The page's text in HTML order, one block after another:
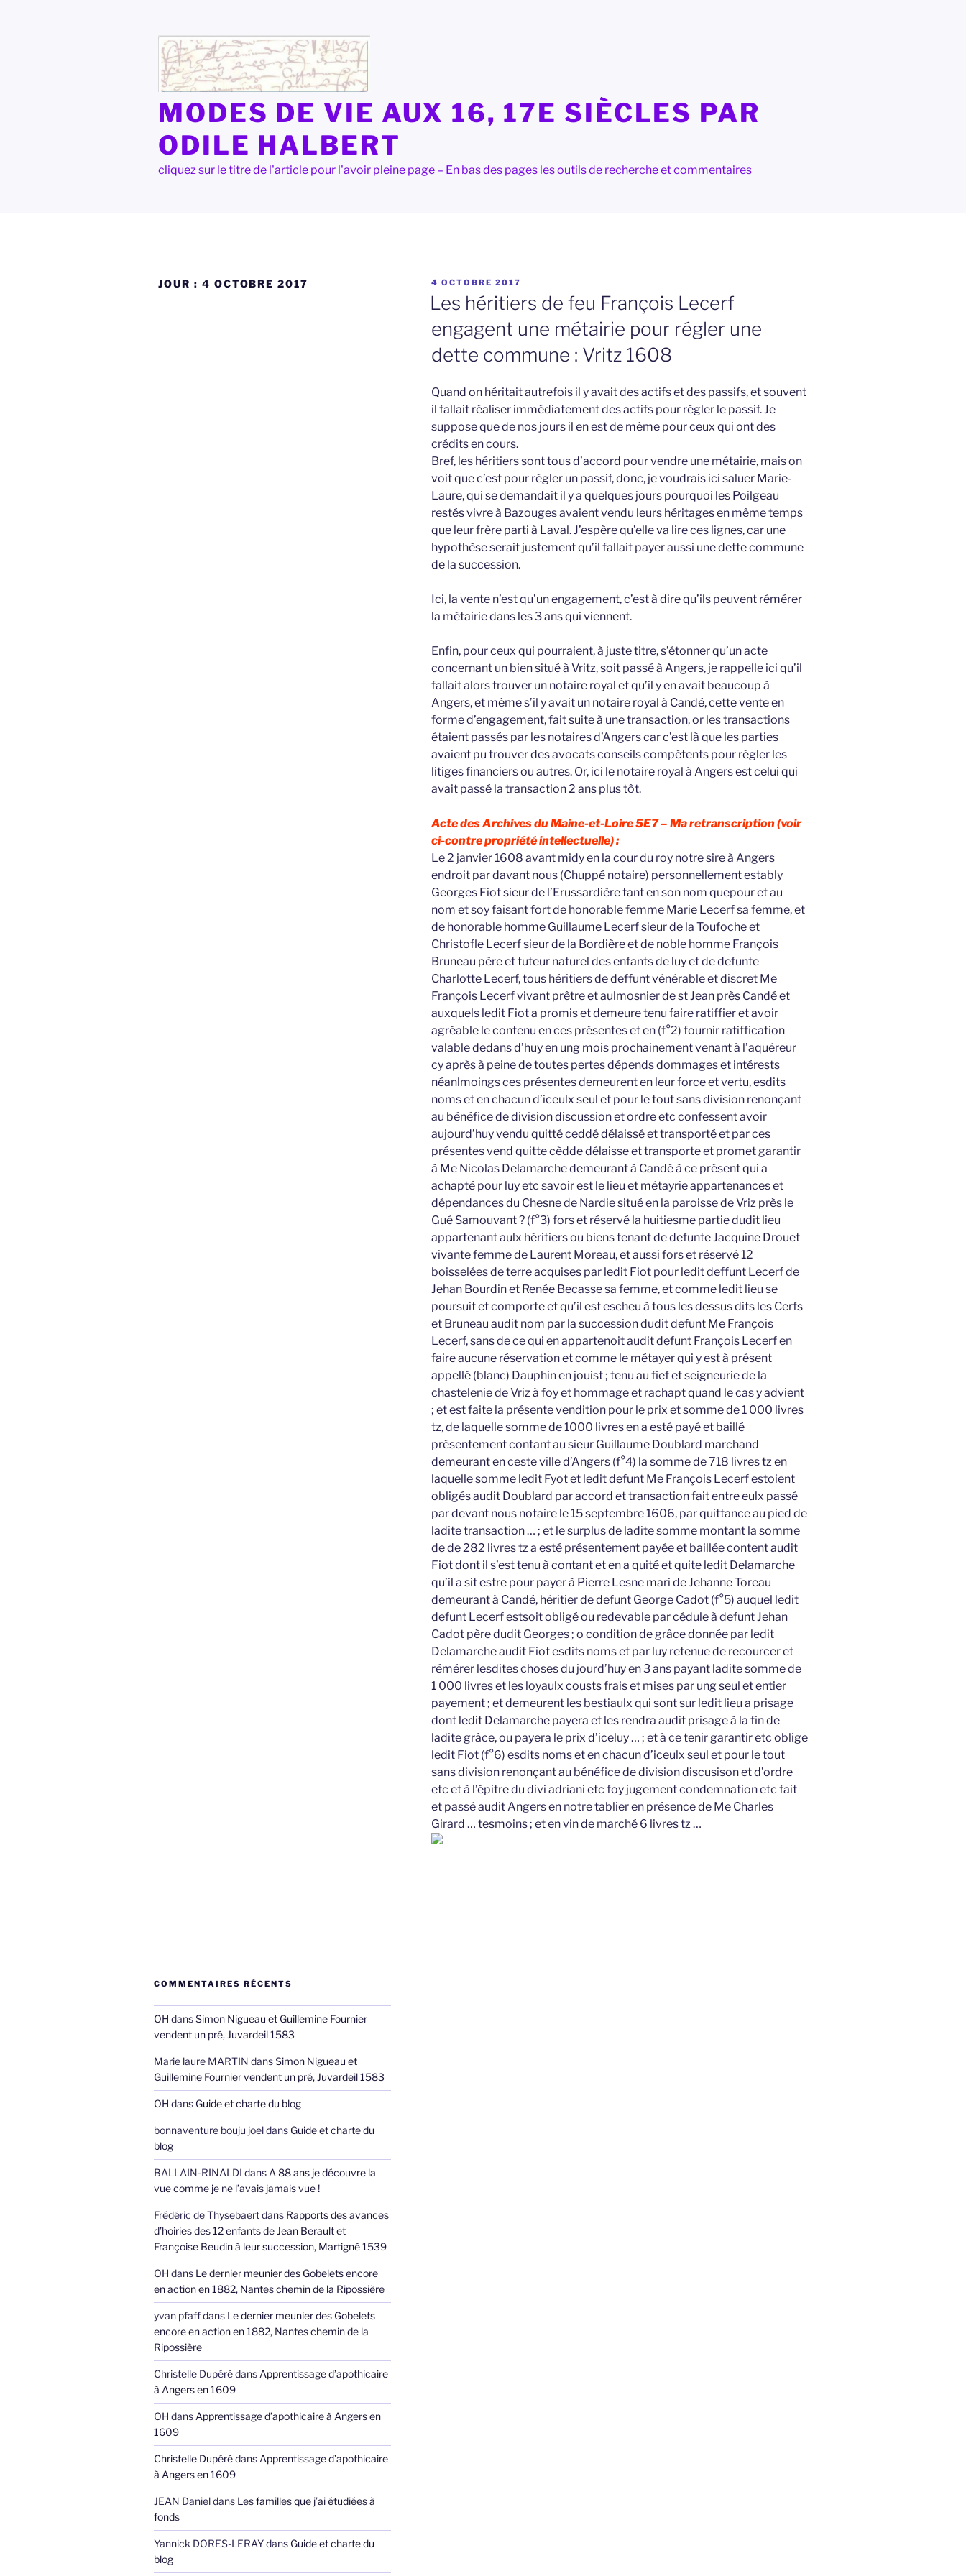
MODES DE VIE AUX 16, 17E SIÈCLES PAR
ODILE HALBERT
cliquez sur le titre de l'article pour l'avoir pleine page – En bas des pages les outils de recherche et commentaires
JOUR : 4 OCTOBRE 2017
PUBLIÉ
LE
4 OCTOBRE 2017
Les héritiers de feu François Lecerf
engagent une métairie pour régler une
dette commune : Vritz 1608
Quand on héritait autrefois il y avait des actifs et des passifs, et souvent
il fallait réaliser immédiatement des actifs pour régler le passif. Je
suppose que de nos jours il en est de même pour ceux qui ont des
crédits en cours.
Bref, les héritiers sont tous d’accord pour vendre une métairie, mais on
voit que c’est pour régler un passif, donc, je voudrais ici saluer Marie-
Laure, qui se demandait il y a quelques jours pourquoi les Poilgeau
restés vivre à Bazouges avaient vendu leurs héritages en même temps
que leur frère parti à Laval. J’espère qu’elle va lire ces lignes, car une
hypothèse serait justement qu’il fallait payer aussi une dette commune
de la succession.
Ici, la vente n’est qu’un engagement, c’est à dire qu’ils peuvent rémérer
la métairie dans les 3 ans qui viennent.
Enfin, pour ceux qui pourraient, à juste titre, s’étonner qu’un acte
concernant un bien situé à Vritz, soit passé à Angers, je rappelle ici qu’il
fallait alors trouver un notaire royal et qu’il y en avait beaucoup à
Angers, et même s’il y avait un notaire royal à Candé, cette vente en
forme d’engagement, fait suite à une transaction, or les transactions
étaient passés par les notaires d’Angers car c’est là que les parties
avaient pu trouver des avocats conseils compétents pour régler les
litiges financiers ou autres. Or, ici le notaire royal à Angers est celui qui
avait passé la transaction 2 ans plus tôt.
Acte des Archives du Maine-et-Loire 5E7 – Ma retranscription (voir
ci-contre propriété intellectuelle) :
Le 2 janvier 1608 avant midy en la cour du roy notre sire à Angers
endroit par davant nous (Chuppé notaire) personnellement estably
Georges Fiot sieur de l’Erussardière tant en son nom quepour et au
nom et soy faisant fort de honorable femme Marie Lecerf sa femme, et
de honorable homme Guillaume Lecerf sieur de la Toufoche et
Christofle Lecerf sieur de la Bordière et de noble homme François
Bruneau père et tuteur naturel des enfants de luy et de defunte
Charlotte Lecerf, tous héritiers de deffunt vénérable et discret Me
François Lecerf vivant prêtre et aulmosnier de st Jean près Candé et
auxquels ledit Fiot a promis et demeure tenu faire ratiffier et avoir
agréable le contenu en ces présentes et en (f°2) fournir ratiffication
valable dedans d’huy en ung mois prochainement venant à l’aquéreur
cy après à peine de toutes pertes dépends dommages et intérests
néanlmoings ces présentes demeurent en leur force et vertu, esdits
noms et en chacun d’iceulx seul et pour le tout sans division renonçant
au bénéfice de division discussion et ordre etc confessent avoir
aujourd’huy vendu quitté ceddé délaissé et transporté et par ces
présentes vend quitte cèdde délaisse et transporte et promet garantir
à Me Nicolas Delamarche demeurant à Candé à ce présent qui a
achapté pour luy etc savoir est le lieu et métayrie appartenances et
dépendances du Chesne de Nardie situé en la paroisse de Vriz près le
Gué Samouvant ? (f°3) fors et réservé la huitiesme partie dudit lieu
appartenant aulx héritiers ou biens tenant de defunte Jacquine Drouet
vivante femme de Laurent Moreau, et aussi fors et réservé 12
boisselées de terre acquises par ledit Fiot pour ledit deffunt Lecerf de
Jehan Bourdin et Renée Becasse sa femme, et comme ledit lieu se
poursuit et comporte et qu’il est escheu à tous les dessus dits les Cerfs
et Bruneau audit nom par la succession dudit defunt Me François
Lecerf, sans de ce qui en appartenoit audit defunt François Lecerf en
faire aucune réservation et comme le métayer qui y est à présent
appellé (blanc) Dauphin en jouist ; tenu au fief et seigneurie de la
chastelenie de Vriz à foy et hommage et rachapt quand le cas y advient
; et est faite la présente vendition pour le prix et somme de 1 000 livres
tz, de laquelle somme de 1000 livres en a esté payé et baillé
présentement contant au sieur Guillaume Doublard marchand
demeurant en ceste ville d’Angers (f°4) la somme de 718 livres tz en
laquelle somme ledit Fyot et ledit defunt Me François Lecerf estoient
obligés audit Doublard par accord et transaction fait entre eulx passé
par devant nous notaire le 15 septembre 1606, par quittance au pied de
ladite transaction … ; et le surplus de ladite somme montant la somme
de de 282 livres tz a esté présentement payée et baillée content audit
Fiot dont il s’est tenu à contant et en a quité et quite ledit Delamarche
qu’il a sit estre pour payer à Pierre Lesne mari de Jehanne Toreau
demeurant à Candé, héritier de defunt George Cadot (f°5) auquel ledit
defunt Lecerf estsoit obligé ou redevable par cédule à defunt Jehan
Cadot père dudit Georges ; o condition de grâce donnée par ledit
Delamarche audit Fiot esdits noms et par luy retenue de recourcer et
rémérer lesdites choses du jourd’huy en 3 ans payant ladite somme de
1 000 livres et les loyaulx cousts frais et mises par ung seul et entier
payement ; et demeurent les bestiaulx qui sont sur ledit lieu a prisage
dont ledit Delamarche payera et les rendra audit prisage à la fin de
ladite grâce, ou payera le prix d’iceluy … ; et à ce tenir garantir etc oblige
ledit Fiot (f°6) esdits noms et en chacun d’iceulx seul et pour le tout
sans division renonçant au bénéfice de division discusison et d’ordre
etc et à l’épitre du divi adriani etc foy jugement condemnation etc fait
et passé audit Angers en notre tablier en présence de Me Charles
Girard … tesmoins ; et en vin de marché 6 livres tz …
COMMENTAIRES RÉCENTS
OH dansSimon Nigueau et Guillemine Fournier
vendent un pré, Juvardeil 1583
Marie laure MARTIN dansSimon Nigueau et
Guillemine Fournier vendent un pré, Juvardeil 1583
OH dans Guide et charte du blog
bonnaventure bouju joeldans Guide et charte du
blog
BALLAIN-RINALDI dans A 88 ans je découvre la
vue comme je ne l’avais jamais vue !
Frédéric de Thysebaertdans Rapports des avances
d’hoiries des 12 enfants de Jean Berault et
Françoise Beudin à leur succession, Martigné 1539
OH dans Le dernier meunier des Gobelets encore
en action en 1882, Nantes chemin de la Ripossière
yvan pfaffdans Le dernier meunier des Gobelets
encore en action en 1882, Nantes chemin de la
Ripossière
Christelle Dupérédans Apprentissage d’apothicaire
à Angers en 1609
OH dans Apprentissage d’apothicaire à Angers en
1609
Christelle Dupérédans Apprentissage d’apothicaire
à Angers en 1609
JEAN Danieldans Les familles que j’ai étudiées à
fonds
Yannick DORES-LERAYdans Guide et charte du
blog